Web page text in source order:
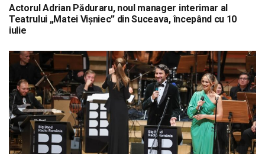
Actorul Adrian Păduraru, noul manager interimar al
Teatrului „Matei Vișniec” din Suceava, începând cu 10
iulie